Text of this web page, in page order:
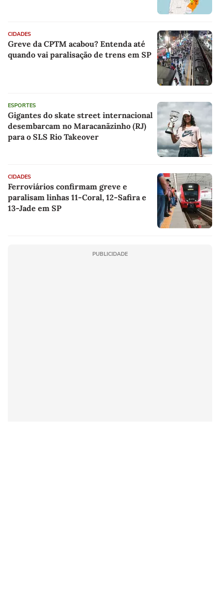
CIDADES
Greve da CPTM acabou? Entenda até
quando vai paralisação de trens em SP
ESPORTES
Gigantes do skate street internacional
desembarcam no Maracanãzinho (RJ)
para o SLS Rio Takeover
CIDADES
Ferroviários confirmam greve e
paralisam linhas 11-Coral, 12-Safira e
13-Jade em SP
PUBLICIDADE